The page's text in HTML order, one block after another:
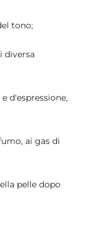
tono;
diversa
d'espressione,
ai gas di
pelle dopo